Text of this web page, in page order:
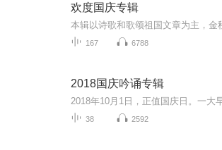
欢度国庆专辑
167 6788
2018国庆吟诵专辑
38 2592